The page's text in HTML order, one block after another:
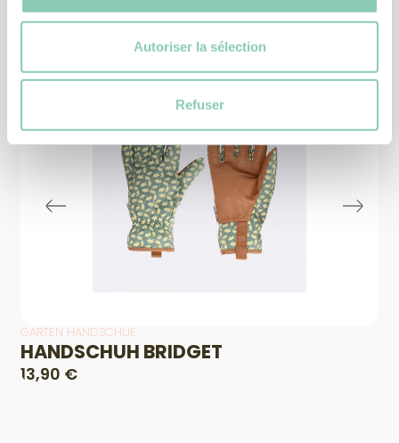
Autoriser la sélection
Refuser
Ähnliche Produkte
GARTEN HANDSCHUE
HANDSCHUH BRIDGET
13,90 €